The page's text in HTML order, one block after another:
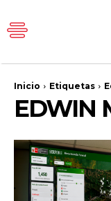
Inicio Etiquetas
EDWIN